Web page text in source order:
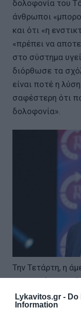
Lykavitos.gr - Do
Information
δολοφονία του
άνθρωποι
και ότι «η
«πρέπει να
στο σύστημα
διόρθωσε τα
είναι ποτέ η
σαφέστερη ότι
δολοφονία».
Την Τετάρτη, η
Κερκ από
υποδηλώνει ότι
σκηνή τούς έχει